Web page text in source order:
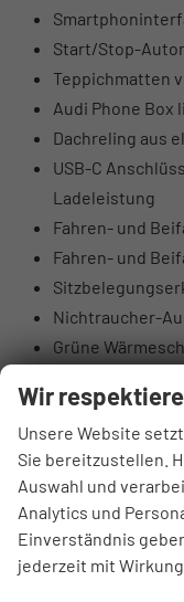
Start/Stop-
Teppichmatten
Audi Phone Box
Dachreling aus
USB-C
Ladeleistung
Fahren- und
Fahren- und
Nichtraucher-
Grüne
deaktivierbar)
LED-
Tagfahrlicht,
Blinker in
LED-
Rückfahrlicht)
Wir
Unsere Website
Sie bereitzustellen.
Auswahl und
Analytics und
Einverständnis
jederzeit mit